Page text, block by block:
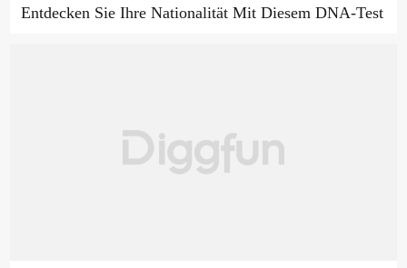
Entdecken Sie Ihre Nationalität Mit Diesem DNA-Test